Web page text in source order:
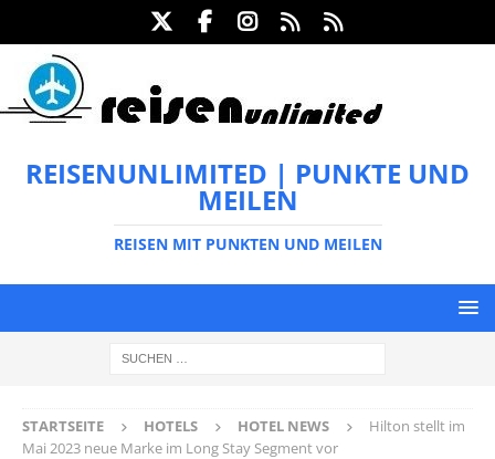
REISENUNLIMITED | PUNKTE UND
MEILEN
REISEN MIT PUNKTEN UND MEILEN
STARTSEITE HOTELS HOTEL NEWS
Hilton stellt im
Mai 2023 neue Marke im Long Stay Segment vor